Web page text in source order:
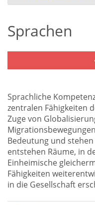
Sprachen
Sprachliche
zentralen Fähigkeiten
Zuge von
Bedeutung und
entstehen Räume, in
Einheimische
Fähigkeiten
in die Gesellschaft